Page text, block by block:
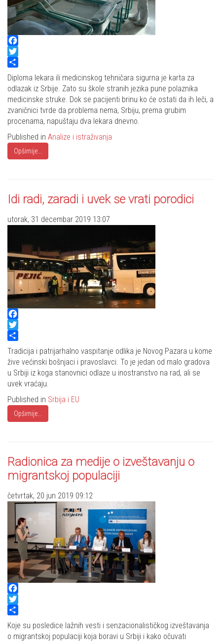
Facebook
Twitter
Share
Diploma lekara ili medicinskog tehničara sigurna je karta za
odlazak iz Srbije. Zato su škole stranih jezika pune polaznika
medicinske struke. Dok se pacijenti brinu ko će ostati da ih leči, a
zvaničnici tvrde da problema nema, Srbiju, prema grubim
procenama, napuštaju dva lekara dnevno.
Published in Analize i istraživanja
Opširnije...
Idi radi, zaradi i uvek se vrati porodici
utorak, 31 decembar 2019 13:07
Facebook
Twitter
Share
Tradicija i patrijarhalno vaspitanje odlika je Novog Pazara u kome
žive većinski bošnjaci i pravoslavci. To je jedan od malo gradova
u Srbiji iz koga stanovnici odlaze u inostranstvo na rad, ali se
uvek vraćaju.
Published in Srbija i EU
Opširnije...
Radionica za medije o izveštavanju o
migrantskoj populaciji
četvrtak, 20 jun 2019 09:12
Facebook
Twitter
Share
Koje su posledice lažnih vesti i senzacionalističkog izveštavanja
o migrantskoj populaciji koja boravi u Srbiji i kako očuvati